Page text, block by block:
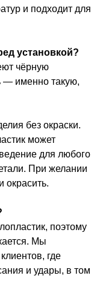
и подходит для
установкой?
чёрную
— именно такую,
без окраски.
может
для любого
При желании
окрасить.
поэтому
Мы
где
и удары, в том